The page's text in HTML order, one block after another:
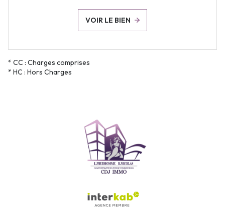
VOIR LE BIEN
* CC : Charges comprises
* HC : Hors Charges